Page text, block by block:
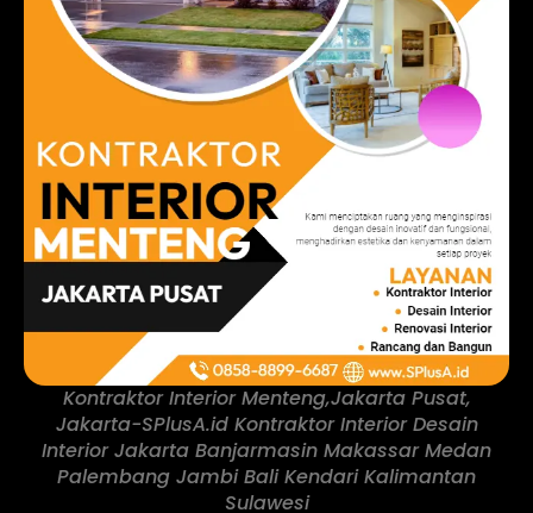
Kontraktor Interior Menteng,Jakarta Pusat,
Jakarta-SPlusA.id Kontraktor Interior Desain
Interior Jakarta Banjarmasin Makassar Medan
Palembang Jambi Bali Kendari Kalimantan
Sulawesi